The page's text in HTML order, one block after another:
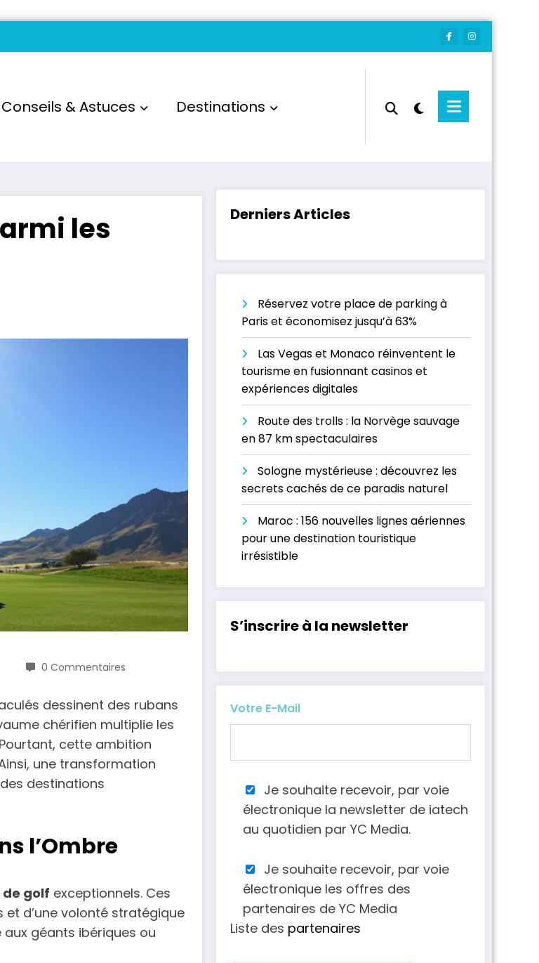
Conseils & Astuces Destinations
les
0 Commentaires
dessinent des rubans
chérifien multiplie les
cette ambition
une transformation
destinations
l’Ombre
golf exceptionnels. Ces
d’une volonté stratégique
géants ibériques ou
Derniers Articles
Réservez votre place de parking à
Paris et économisez jusqu’à 63%
Las Vegas et Monaco réinventent le
tourisme en fusionnant casinos et
expériences digitales
Route des trolls : la Norvège sauvage
en 87 km spectaculaires
Sologne mystérieuse : découvrez les
secrets cachés de ce paradis naturel
Maroc : 156 nouvelles lignes aériennes
pour une destination touristique
irrésistible
S’inscrire à la newsletter
Votre E-Mail
Je souhaite recevoir, par voie
électronique la newsletter de iatech
au quotidien par YC Media.
Je souhaite recevoir, par voie
électronique les offres des
partenaires de YC Media
Liste des partenaires